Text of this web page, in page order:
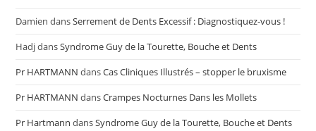
Damien dansSerrement de Dents Excessif : Diagnostiquez-vous !
HadjdansSyndrome Guy de la Tourette, Bouche et Dents
Pr HARTMANN dansCas Cliniques Illustrés – stopper le bruxisme
Pr HARTMANN dansCrampes Nocturnes Dans les Mollets
Pr Hartmann dansSyndrome Guy de la Tourette, Bouche et Dents